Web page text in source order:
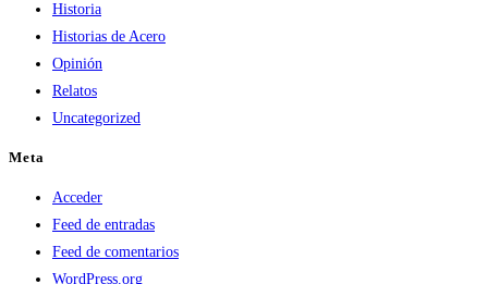
Historia
Historias de Acero
Opinión
Relatos
Uncategorized
Meta
Acceder
Feed de entradas
Feed de comentarios
WordPress.org